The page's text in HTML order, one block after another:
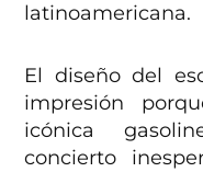
latinoamericana.
El diseño del
impresión
icónica
concierto